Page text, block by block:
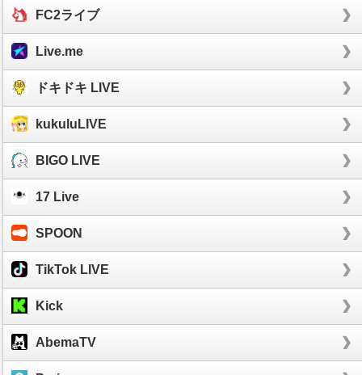
FC2ライブ
Live.me
ドキドキ LIVE
kukuluLIVE
BIGO LIVE
17 Live
SPOON
TikTok LIVE
Kick
AbemaTV